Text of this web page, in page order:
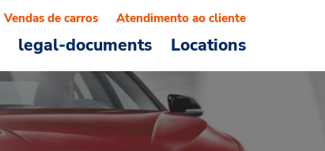
legal-documents Locations
Vendas de carros Atendimento ao cliente